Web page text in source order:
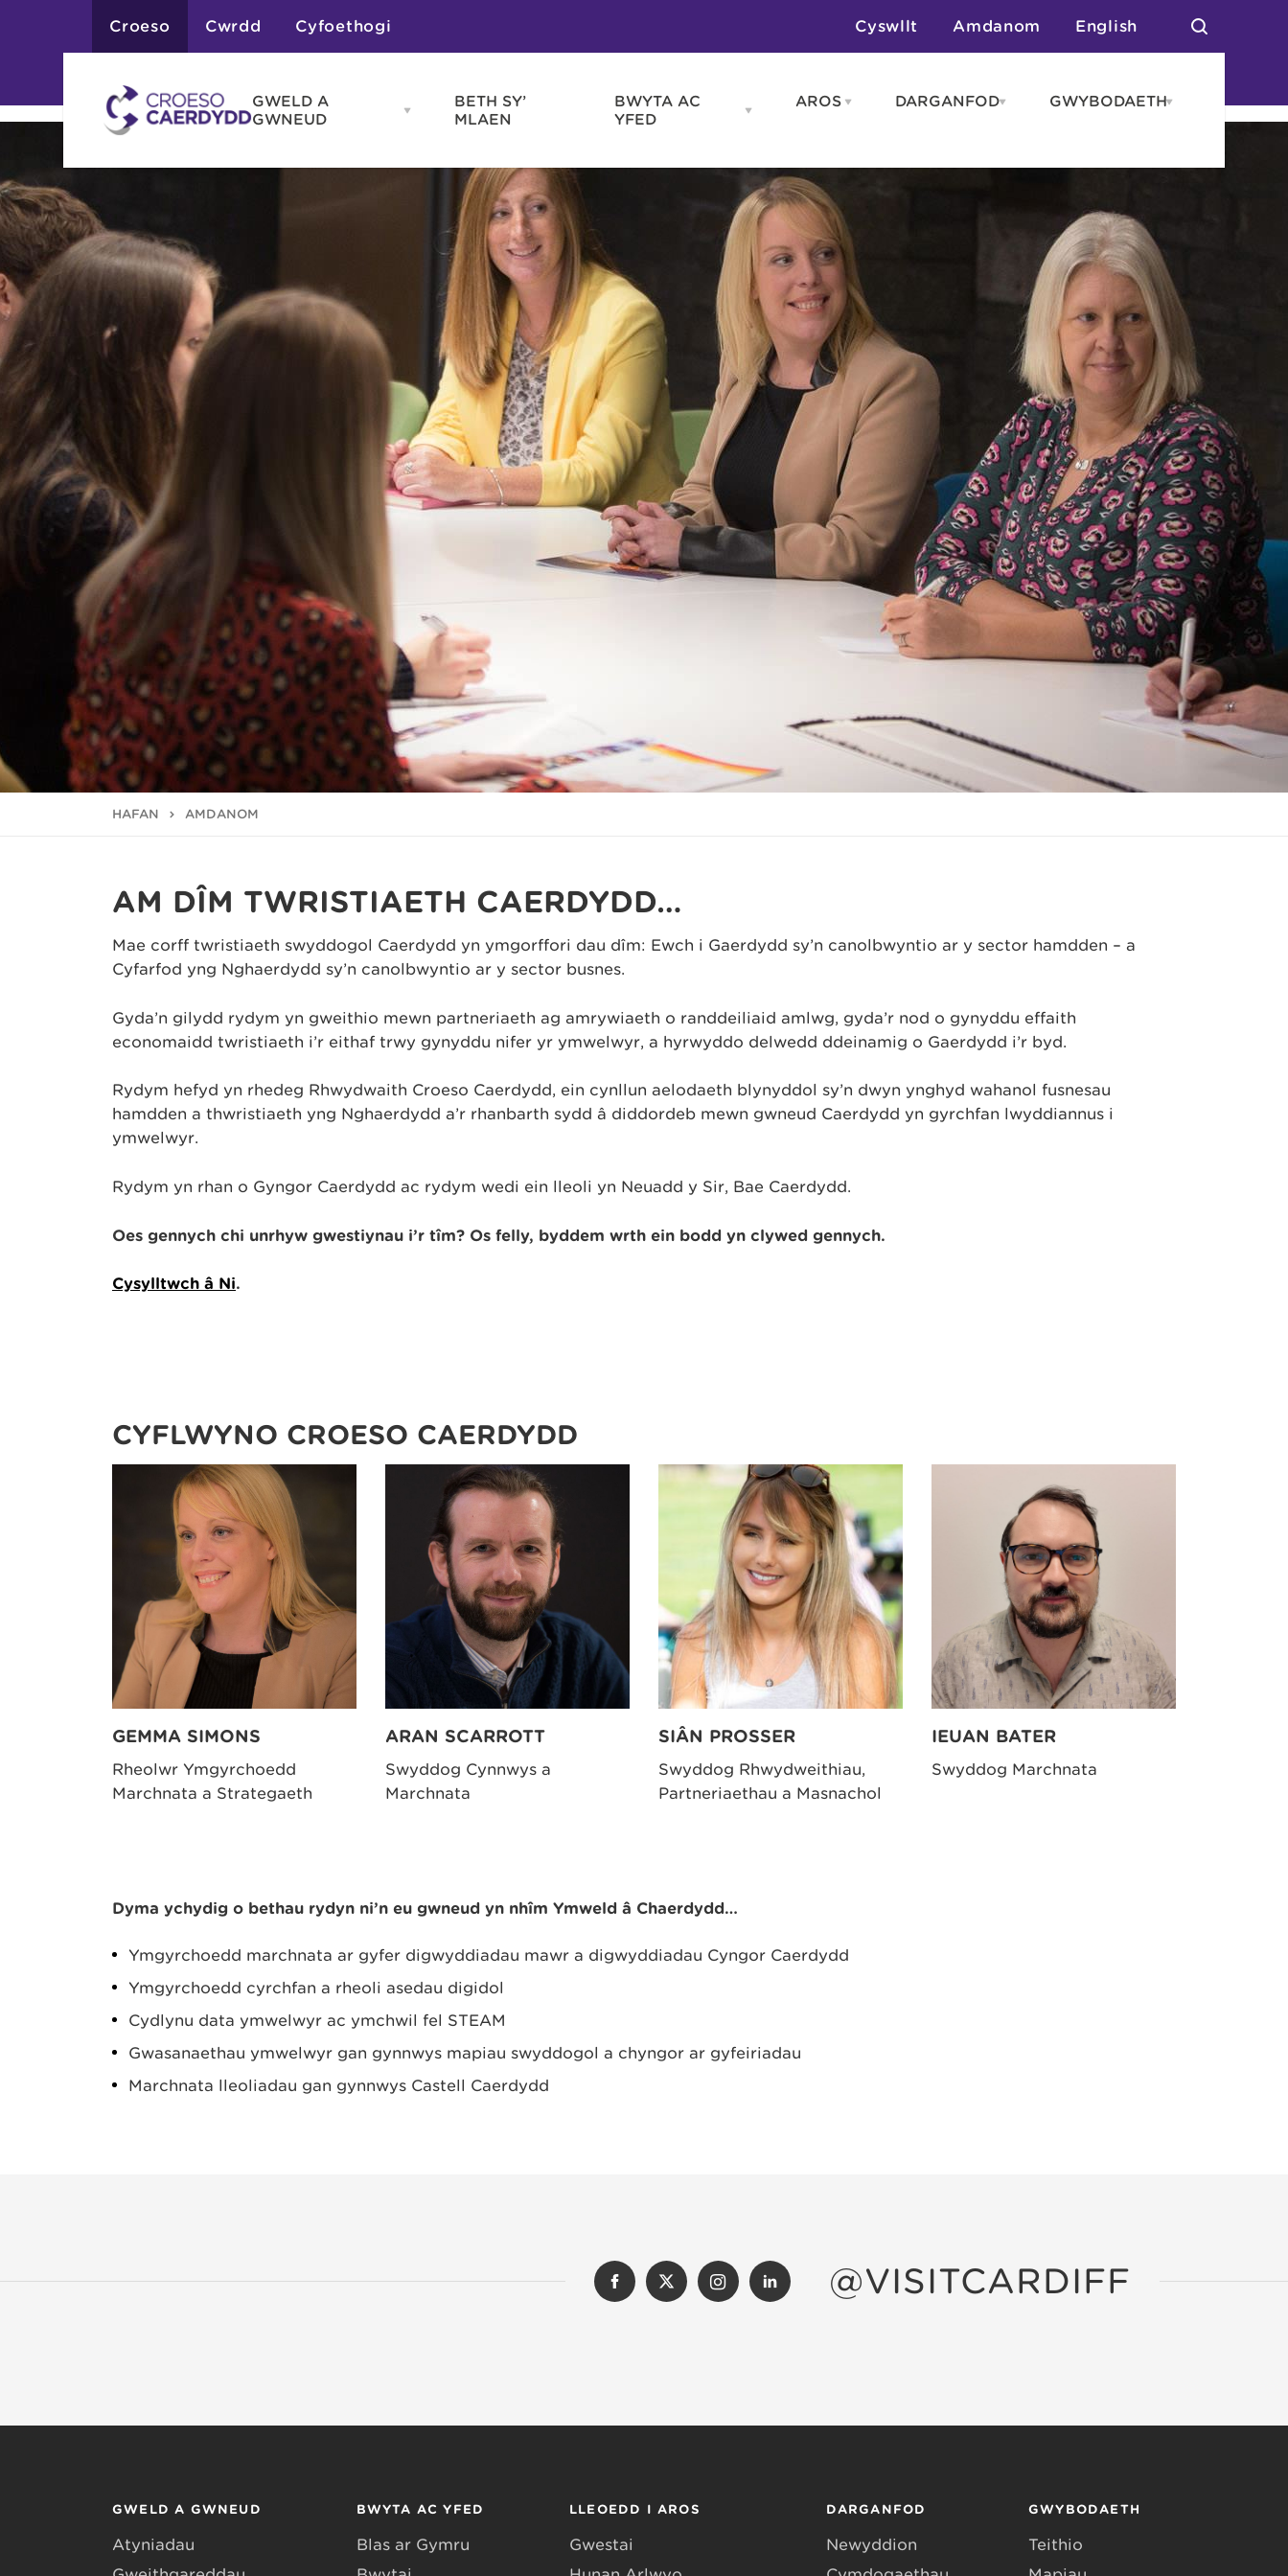
Croeso Cwrdd Cyfoethogi Cyswllt Amdanom English
GWELD A
GWNEUD
Open
GWNEUD
BETH SY’
MLAEN
BWYTA AC
YFED
Open
YFED
menu
Blas ar Gymru
Tafarndai a Bariau
Caffis a Delis
AROS Open
Gwestai
Hunan Arlwyo
Carafanau a Gwersylla
Rhagor o Leoedd
DARGANFODOpen
GWYBODAETHOpen
HAFAN AMDANOM
AM DÎM TWRISTIAETH CAERDYDD…
Mae corff twristiaeth swyddogol Caerdydd yn ymgorffori dau dîm: Ewch i Gaerdydd sy’n canolbwyntio ar y sector hamdden – a
Cyfarfod yng Nghaerdydd sy’n canolbwyntio ar y sector busnes.
Gyda’n gilydd rydym yn gweithio mewn partneriaeth ag amrywiaeth o randdeiliaid amlwg, gyda’r nod o gynyddu effaith
economaidd twristiaeth i’r eithaf trwy gynyddu nifer yr ymwelwyr, a hyrwyddo delwedd ddeinamig o Gaerdydd i’r byd.
Rydym hefyd yn rhedeg Rhwydwaith Croeso Caerdydd, ein cynllun aelodaeth blynyddol sy’n dwyn ynghyd wahanol fusnesau
hamdden a thwristiaeth yng Nghaerdydd a’r rhanbarth sydd â diddordeb mewn gwneud Caerdydd yn gyrchfan lwyddiannus i
ymwelwyr.
Rydym yn rhan o Gyngor Caerdydd ac rydym wedi ein lleoli yn Neuadd y Sir, Bae Caerdydd.
Oes gennych chi unrhyw gwestiynau i’r tîm? Os felly, byddem wrth ein bodd yn clywed gennych.
Cysylltwch â Ni.
CYFLWYNO CROESO CAERDYDD
GEMMA SIMONS
Rheolwr Ymgyrchoedd
Marchnata a Strategaeth
ARAN SCARROTT
Swyddog Cynnwys a
Marchnata
SIÂN PROSSER
Swyddog Rhwydweithiau,
Partneriaethau a Masnachol
IEUAN BATER
Swyddog Marchnata
Dyma ychydig o bethau rydyn ni’n eu gwneud yn nhîm Ymweld â Chaerdydd…
Ymgyrchoedd marchnata ar gyfer digwyddiadau mawr a digwyddiadau Cyngor Caerdydd
Ymgyrchoedd cyrchfan a rheoli asedau digidol
Cydlynu data ymwelwyr ac ymchwil fel STEAM
Gwasanaethau ymwelwyr gan gynnwys mapiau swyddogol a chyngor ar gyfeiriadau
Marchnata lleoliadau gan gynnwys Castell Caerdydd
@VISITCARDIFF
GWELD A GWNEUD
Atyniadau
BWYTA AC YFED
Blas ar Gymru
LLEOEDD I AROS
Gwestai
DARGANFOD
Newyddion
GWYBODAETH
Teithio